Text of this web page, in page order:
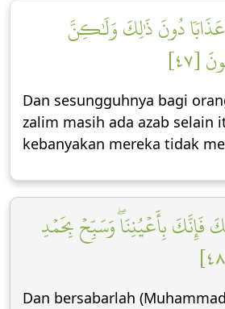
عَذَابٗا دُونَ ذَٰلِكَ وَلَٰكِنَّ
Dan sesungguhnya bagi
zalim masih ada azab selain
kebanyakan mereka tidak
بِأَعۡيُنِنَاۖ وَسَبِّحۡ بِحَمۡدِ
Dan bersabarlah